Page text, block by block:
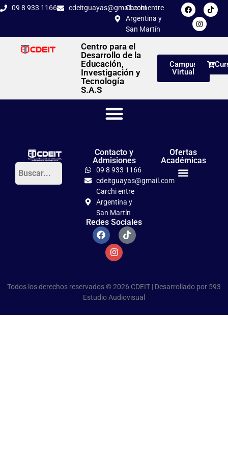
09 8 933 1166 cdeitguayas@gmail.com
Carchi entre
Argentina y
San Martín
Centro para el
Desarrollo de la
Educación,
Investigación y
Tecnología
S.A.S
Campus
Virtual
Contacto y
Admisiones
09 8 933 1166
cdeitguayas@gmail.com
Carchi entre
Argentina y
San Martín
Redes Sociales
Ofertas
Académicas
Todos los derechos reservados © 2026 CDEIT | Desarrollado por 593
Estudio Audiovisual